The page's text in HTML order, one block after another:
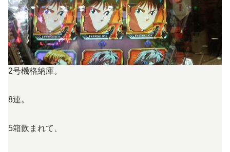
2号機格納庫。
8連。
5箱飲まれて、